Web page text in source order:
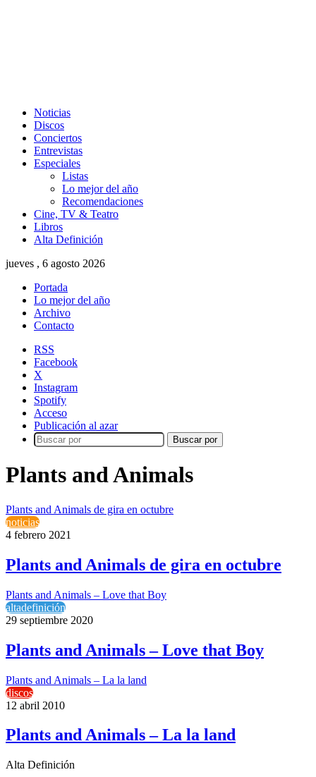
Noticias
Discos
Conciertos
Entrevistas
Especiales
Listas
Lo mejor del año
Recomendaciones
Cine, TV & Teatro
Libros
Alta Definición
jueves , 6 agosto 2026
Portada
Lo mejor del año
Archivo
Contacto
RSS
Facebook
X
Instagram
Spotify
Acceso
Publicación al azar
Buscar por
Plants and Animals
Plants and Animals de gira en octubre
noticias
4 febrero 2021
Plants and Animals de gira en octubre
Plants and Animals – Love that Boy
altadefinición
29 septiembre 2020
Plants and Animals – Love that Boy
Plants and Animals – La la land
discos
12 abril 2010
Plants and Animals – La la land
Alta Definición